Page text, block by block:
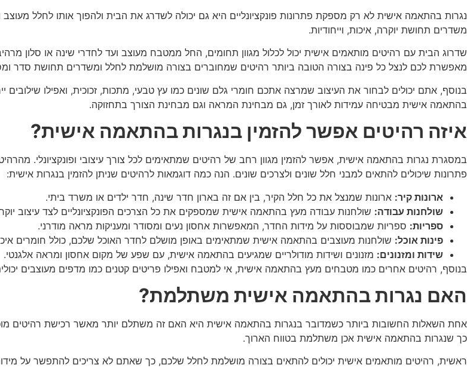
נגרות בהתאמה אישית לא רק מספקת פתרונות פונקציונליים היא גם יכולה לשדרג את הבית ולהפוך אותו לחלל
משדרים תחושת יוקרה, איכות, וייחודיות.
שדרוג הבית עם רהיטים מותאמים אישית יכול לכלול מגוון תחומים, החל ממטבח מעוצב ועד לחדרי שינה או סלון
מאפשרת לכם לנצל כל פינה בצורה הטובה ביותר רהיטים שמחוברים בצורה מושלמת לחלל ומשדרים תחושת סדר
בנוסף, אתם יכולים לבחור את העיצוב שמרצה אתכם חומרי גלם שונים כמו עץ טבעי, מתכות, זכוכית, ואפילו שילובים
בהתאמה אישית מבטיחה עמידות לאורך זמן, גם מבחינת המראה וגם מבחינת הצורך בתחזוקה.
איזה רהיטים אפשר להזמין בנגרות בהתאמה אישית?
במסגרת נגרות בהתאמה אישית, אפשר להזמין מגוון רחב של רהיטים שמתאימים לכל צורך עיצובי ופונקציונלי.
פתרונות שיכולים להתאים למבני חלל שונים ולצרכים שונים. הנה כמה דוגמאות לרהיטים שניתן להזמין בנגרות אישית:
ארונות קיר: ארונות שמנצל את כל חלל הקיר, בין אם זה בארון חדר שינה, חדר ילדים או משרד ביתי.
שולחנות עבודה: שולחנות עבודה מעץ בהתאמה אישית שמספקים את כל הצרכים הפונקציונליים לצד עיצוב
ספריות: ספריות שמבוססות על מידות החדר, המאפשרות אחסון נעים ומסודר ומעניקות מראה מודרני.
פינות אוכל: שולחנות מעוצבים בהתאמה אישית שמתאימים באופן מושלם לחדר האוכל שלכם, כולל חומרים
שידות ומזנונים: מזנונים ושידות מודולריים שמגיעים בהתאמה אישית, עם שפע של מקום אחסון ומראה אלגנטי.
בנוסף, רהיטים אחרים כמו מטבחים מעץ בהתאמה אישית, אי למטבח ואפילו פריטים קטנים כמו מדפים מעוצבים
האם נגרות בהתאמה אישית משתלמת?
אחת השאלות החשובות ביותר כשמדובר בנגרות בהתאמה אישית היא האם זה משתלם יותר מאשר רכישת רהיטים
כך שנגרות בהתאמה אישית אכן משתלמת בטווח הארוך.
ראשית, רהיטים מותאמים אישית יכולים להתאים בצורה מושלמת לחלל שלכם, כך שאתם לא צריכים להתפשר על